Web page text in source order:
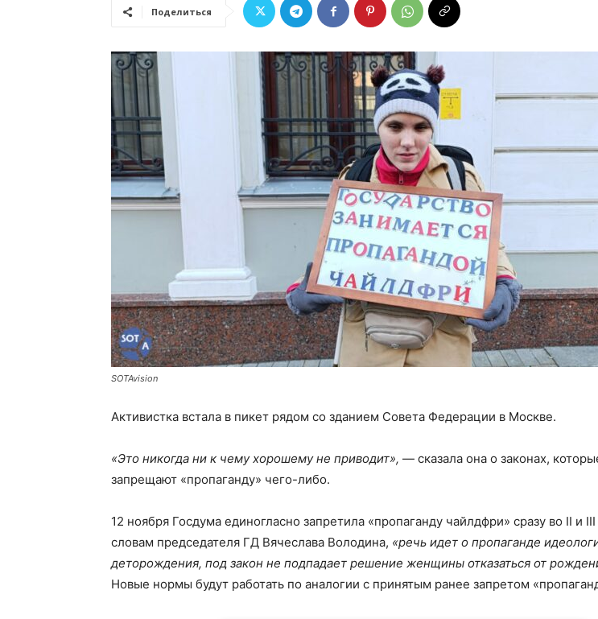
Поделиться
SOTAvision
Активистка встала в пикет рядом со зданием Совета Федерации в Москве.
«Это никогда ни к чему хорошему не приводит», — сказала она о законах,
запрещают «пропаганду» чего-либо.
12 ноября Госдума единогласно запретила «пропаганду чайлдфри» сразу во II и
словам председателя ГД Вячеслава Володина, «речь идет о пропаганде
деторождения, под закон не подпадает решение женщины отказаться от
Новые нормы будут работать по аналогии с принятым ранее запретом